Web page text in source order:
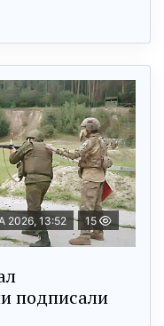
2026, 13:52 15
подписали